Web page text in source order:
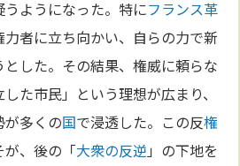
ようになった。特にフランス革
者に立ち向かい、自らの力で新
とした。その結果、権威に頼らな
た市民」という理想が広まり、
が多くの国で浸透した。この反権
が、後の「大衆の反逆 」の下地を